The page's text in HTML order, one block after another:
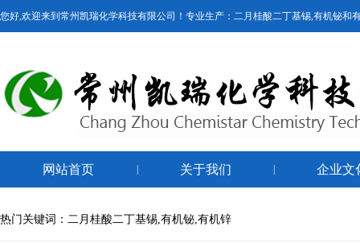
您好,欢迎来到常州凯瑞化学科技有限公司！专业生产：二月桂酸二丁基锡,有机铋和
网站首页 关于我们 企业文
热门关键词：二月桂酸二丁基锡,有机铋,有机锌